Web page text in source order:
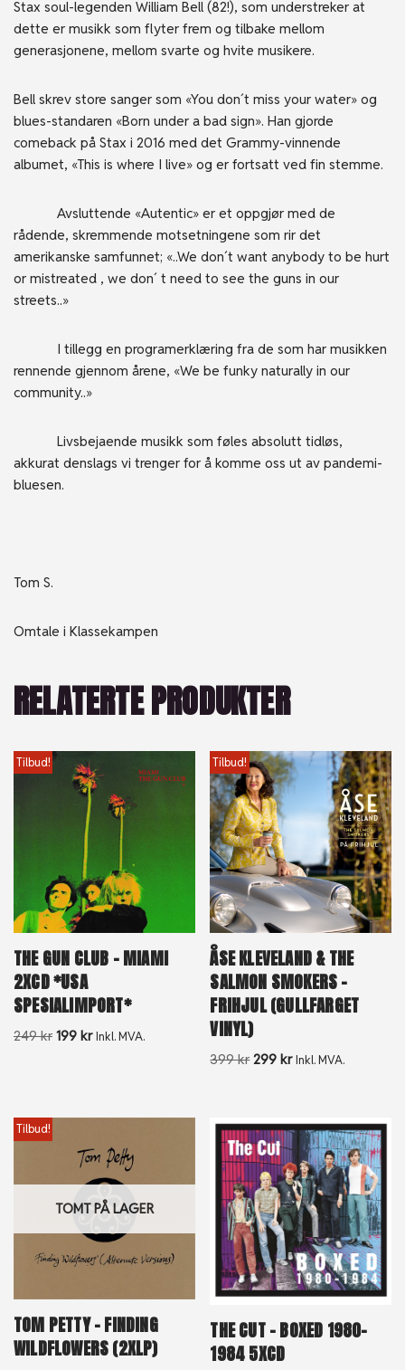
Stax soul-legenden William Bell (82!), som understreker at
dette er musikk som flyter frem og tilbake mellom
generasjonene, mellom svarte og hvite musikere.
Bell skrev store sanger som «You don´t miss your water» og
blues-standaren «Born under a bad sign». Han gjorde
comeback på Stax i 2016 med det Grammy-vinnende
albumet, «This is where I live» og er fortsatt ved fin stemme.
Avsluttende «Autentic» er et oppgjør med de
rådende, skremmende motsetningene som rir det
amerikanske samfunnet; «..We don´t want anybody to be hurt
or mistreated , we don´ t need to see the guns in our
streets..»
I tillegg en programerklæring fra de som har musikken
rennende gjennom årene, «We be funky naturally in our
community..»
Livsbejaende musikk som føles absolutt tidløs,
akkurat denslags vi trenger for å komme oss ut av pandemi-
bluesen.
Tom S.
Omtale i Klassekampen
RELATERTE PRODUKTER
Tilbud!
THE GUN CLUB – MIAMI
2XCD *USA
SPESIALIMPORT*
249kr 199 kr Inkl. MVA.
Tilbud!
ÅSE KLEVELAND & THE
SALMON SMOKERS –
FRIHJUL (GULLFARGET
VINYL)
399kr 299kr Inkl. MVA.
TOMT PÅ LAGER
Tilbud!
TOM PETTY – FINDING
WILDFLOWERS (2XLP)
THE CUT – BOXED 1980-
1984 5XCD